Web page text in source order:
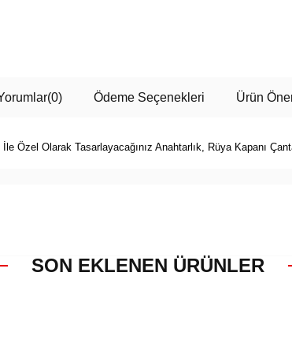
(0) Ödeme Seçenekleri Ürün
Özel Olarak Tasarlayacağınız Anahtarlık, Rüya Kapanı
SON EKLENEN ÜRÜNLER